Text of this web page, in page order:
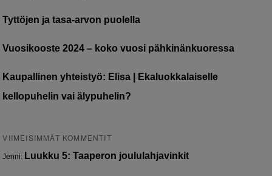
Tyttöjen ja tasa-arvon puolella
Vuosikooste 2024 – koko vuosi pähkinänkuoressa
Kaupallinen yhteistyö: Elisa | Ekaluokkalaiselle
kellopuhelin vai älypuhelin?
VIIMEISIMMÄT KOMMENTIT
Jenni: Luukku 5: Taaperon joululahjavinkit